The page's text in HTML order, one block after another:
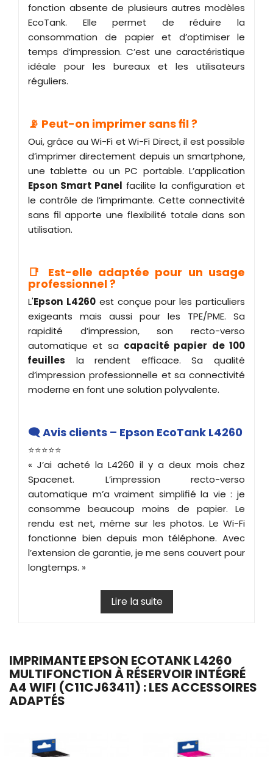
fonction absente de plusieurs autres modèles
EcoTank. Elle permet de réduire la
consommation de papier et d’optimiser le
temps d’impression. C’est une caractéristique
idéale pour les bureaux et les utilisateurs
réguliers.
📡 Peut-on imprimer sans fil ?
Oui, grâce au Wi-Fi et Wi-Fi Direct, il est possible
d’imprimer directement depuis un smartphone,
une tablette ou un PC portable. L’application
Epson Smart Panel facilite la configuration et
le contrôle de l’imprimante. Cette connectivité
sans fil apporte une flexibilité totale dans son
utilisation.
📑 Est-elle adaptée pour un usage
professionnel ?
L'Epson L4260est conçue pour les particuliers
exigeants mais aussi pour les TPE/PME. Sa
rapidité d’impression, son recto-verso
automatique et sa capacité papier de 100
feuilles la rendent efficace. Sa qualité
d’impression professionnelle et sa connectivité
moderne en font une solution polyvalente.
🗨️ Avis clients – Epson EcoTank L4260
⭐⭐⭐⭐⭐
« J’ai acheté la L4260 il y a deux mois chez
Spacenet. L’impression recto-verso
automatique m’a vraiment simplifié la vie : je
consomme beaucoup moins de papier. Le
rendu est net, même sur les photos. Le Wi-Fi
fonctionne bien depuis mon téléphone. Avec
l’extension de garantie, je me sens couvert pour
longtemps. »
Lire la suite
IMPRIMANTE EPSON ECOTANK L4260
MULTIFONCTION À RÉSERVOIR INTÉGRÉ
A4 WIFI (C11CJ63411) : LES ACCESSOIRES
ADAPTÉS